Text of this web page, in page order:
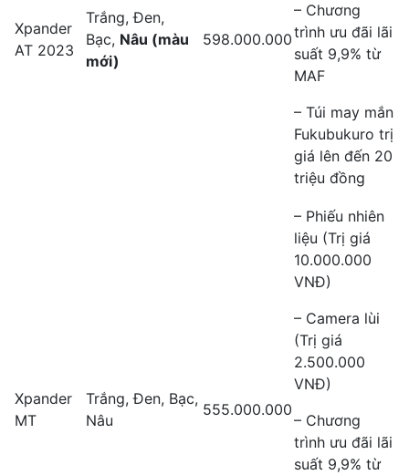
Xpander
AT 2023
Trắng, Đen,
Bạc, Nâu (màu
mới)
598.000.000
– Chương
trình ưu đãi lãi
suất 9,9% từ
MAF
– Túi may mắn
Fukubukuro trị
giá lên đến 20
triệu đồng
Xpander
MT
Trắng, Đen, Bạc,
Nâu
555.000.000
– Phiếu nhiên
liệu (Trị giá
10.000.000
VNĐ)
– Camera lùi
(Trị giá
2.500.000
VNĐ)
– Chương
trình ưu đãi lãi
suất 9,9% từ